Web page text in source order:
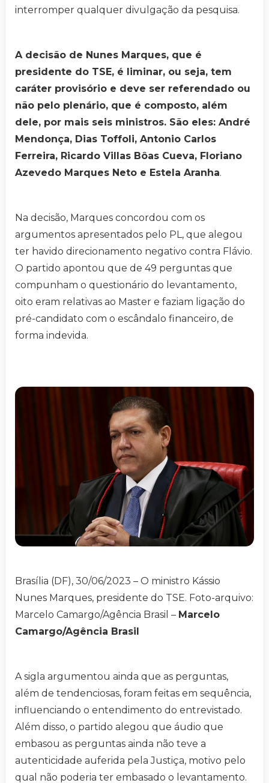
interromper qualquer divulgação da pesquisa.
A decisão de Nunes Marques, que é
presidente do TSE, é liminar, ou seja, tem
caráter provisório e deve ser referendado ou
não pelo plenário, que é composto, além
dele, por mais seis ministros. São eles: André
Mendonça, Dias Toffoli, Antonio Carlos
Ferreira, Ricardo Villas Bôas Cueva, Floriano
Azevedo Marques Neto e Estela Aranha.
Na decisão, Marques concordou com os
argumentos apresentados pelo PL, que alegou
ter havido direcionamento negativo contra Flávio.
O partido apontou que de 49 perguntas que
compunham o questionário do levantamento,
oito eram relativas ao Master e faziam ligação do
pré-candidato com o escândalo financeiro, de
forma indevida.
Brasília (DF), 30/06/2023 – O ministro Kássio
Nunes Marques, presidente do TSE. Foto-arquivo:
Marcelo Camargo/Agência Brasil – Marcelo
Camargo/Agência Brasil
A sigla argumentou ainda que as perguntas,
além de tendenciosas, foram feitas em sequência,
influenciando o entendimento do entrevistado.
Além disso, o partido alegou que áudio que
embasou as perguntas ainda não teve a
autenticidade auferida pela Justiça, motivo pelo
qual não poderia ter embasado o levantamento.